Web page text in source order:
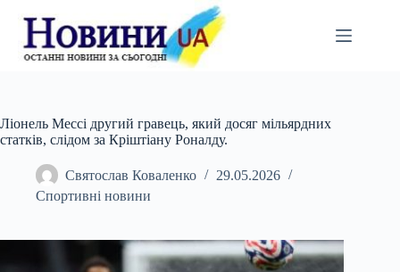
вмісту
Ліонель Мессі другий гравець, який досяг мільярдних
статків, слідом за Кріштіану Роналду.
Святослав Коваленко
29.05.2026
Спортивні новини